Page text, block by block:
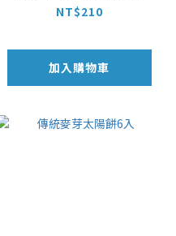
NT$210
加入購物車